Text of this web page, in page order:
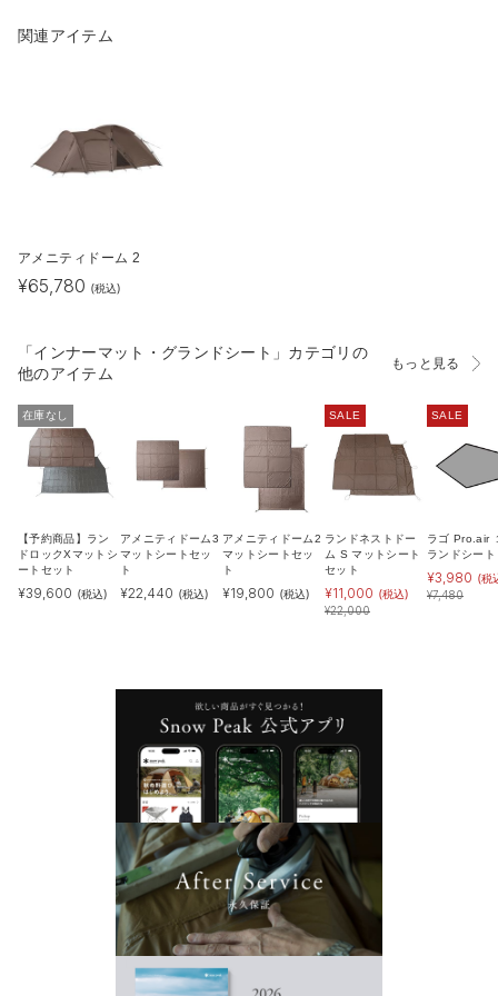
関連アイテム
アメニティドーム 2
¥65,780 (税込)
「インナーマット・グランドシート」カテゴリの
他のアイテム
もっと見る
在庫なし
【予約商品】ラン
ドロックXマットシ
ートセット
¥39,600 (税込)
アメニティドーム3
マットシートセッ
ト
¥22,440 (税込)
アメニティドーム2
マットシートセッ
ト
¥19,800 (税込)
SALE
ランドネストドー
ム S マットシート
セット
¥11,000 (税込)
¥22,000
SALE
ラゴ Pro.air
ランドシート
¥3,980 (税
¥7,480